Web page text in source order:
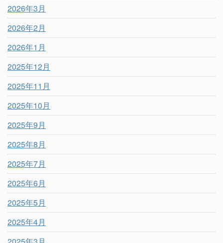
2026年3月
2026年2月
2026年1月
2025年12月
2025年11月
2025年10月
2025年9月
2025年8月
2025年7月
2025年6月
2025年5月
2025年4月